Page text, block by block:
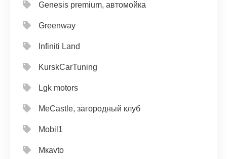
Genesis premium, автомойка
Greenway
Infiniti Land
KurskCarTuning
Lgk motors
MeCastle, загородный клуб
Mobil1
Mкavto